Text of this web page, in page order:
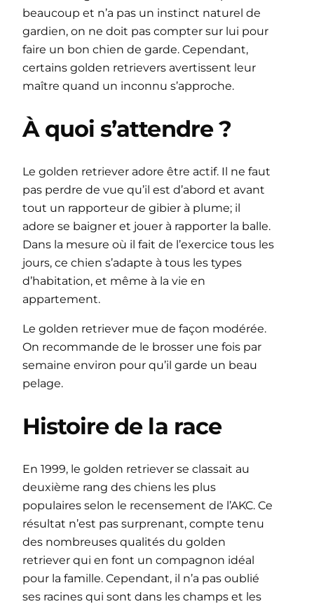
beaucoup et n’a pas un instinct naturel de
gardien, on ne doit pas compter sur lui pour
faire un bon chien de garde. Cependant,
certains golden retrievers avertissent leur
maître quand un inconnu s’approche.
À quoi s’attendre ?
Le golden retriever adore être actif. Il ne faut
pas perdre de vue qu’il est d’abord et avant
tout un rapporteur de gibier à plume; il
adore se baigner et jouer à rapporter la balle.
Dans la mesure où il fait de l’exercice tous les
jours, ce chien s’adapte à tous les types
d’habitation, et même à la vie en
appartement.
Le golden retriever mue de façon modérée.
On recommande de le brosser une fois par
semaine environ pour qu’il garde un beau
pelage.
Histoire de la race
En 1999, le golden retriever se classait au
deuxième rang des chiens les plus
populaires selon le recensement de l’AKC. Ce
résultat n’est pas surprenant, compte tenu
des nombreuses qualités du golden
retriever qui en font un compagnon idéal
pour la famille. Cependant, il n’a pas oublié
ses racines qui sont dans les champs et les